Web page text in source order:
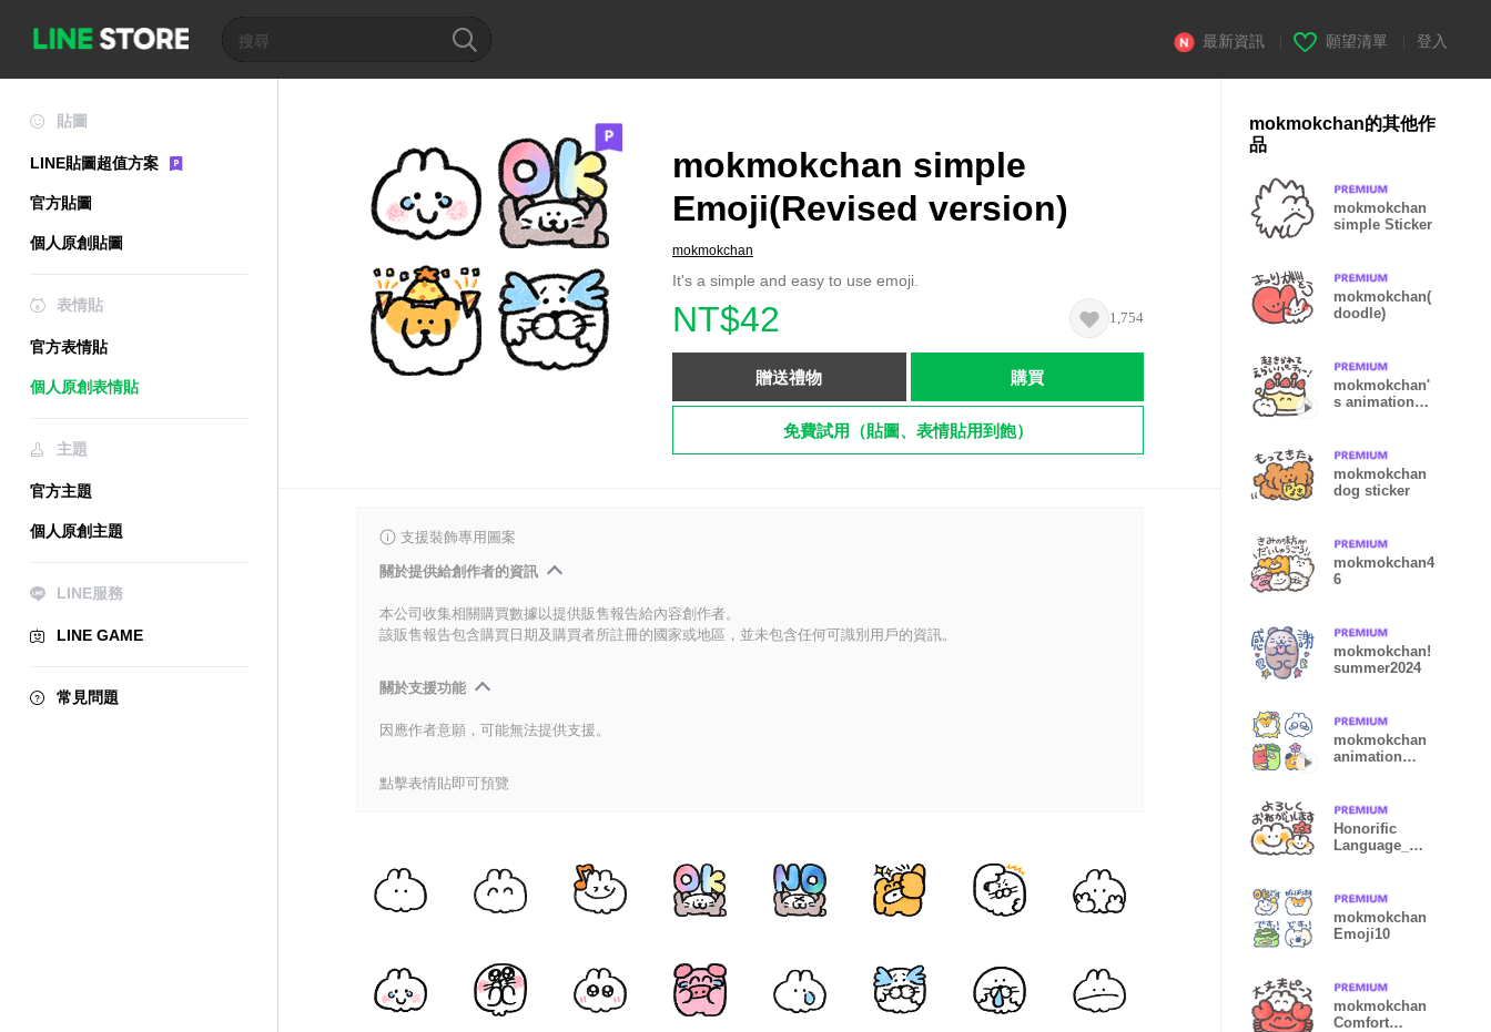
最新資訊 願望清單 登入
貼圖
LINE貼圖超值方案
官方貼圖
個人原創貼圖
表情貼
官方表情貼
個人原創表情貼
主題
官方主題
個人原創主題
LINE服務
LINE GAME
常見問題
mokmokchan simple
Emoji(Revised version)
mokmokchan
It's a simple and easy to use emoji.
NT$42 1,754
贈送禮物 購買
免費試用（貼圖、表情貼用到飽）
支援裝飾專用圖案
關於提供給創作者的資訊
本公司收集相關購買數據以提供販售報告給內容創作者。
該販售報告包含購買日期及購買者所註冊的國家或地區，並未包含任何可識別用戶的資訊。
關於支援功能
因應作者意願，可能無法提供支援。
點擊表情貼即可預覽
mokmokchan的其他作
品
mokmokchan
simple Sticker
mokmokchan(
doodle)
mokmokchan'
s animation
mokmokchan
dog sticker
mokmokchan4
6
mokmokchan!
summer2024
mokmokchan
animation
Honorific
Language_mo
mokmokchan
Emoji10
mokmokchan
Comfort